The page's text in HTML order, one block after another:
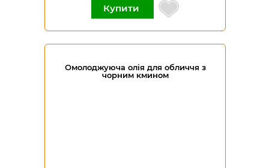
Купити
Омолоджуюча олія для обличчя з
чорним кмином